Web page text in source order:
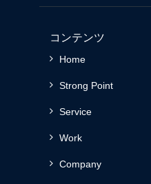
コンテンツ
Home
Strong Point
Service
Work
Company